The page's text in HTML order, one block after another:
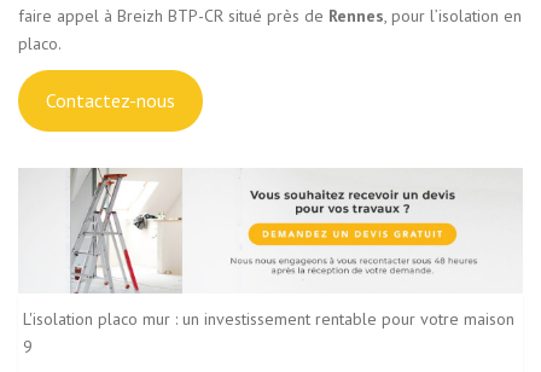
faire appel à Breizh BTP-CR situé près de Rennes, pour l’isolation en
placo.
Contactez-nous
L'isolation placo mur : un investissement rentable pour votre maison
9